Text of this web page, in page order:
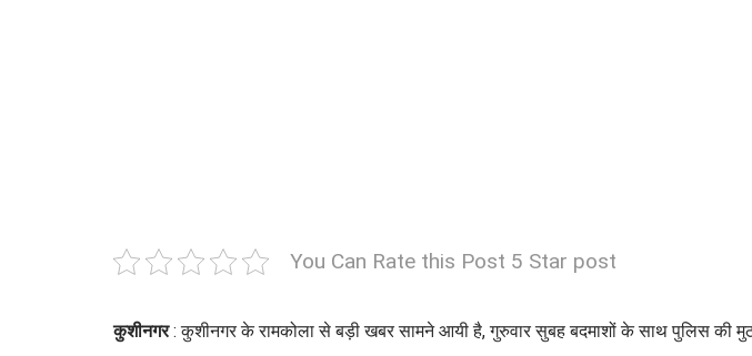
You Can Rate this Post 5 Star post
कुशीनगर: कुशीनगर के रामकोला से बड़ी खबर सामने आयी है, गुरुवार सुबह बदमाशों के साथ पुलिस की